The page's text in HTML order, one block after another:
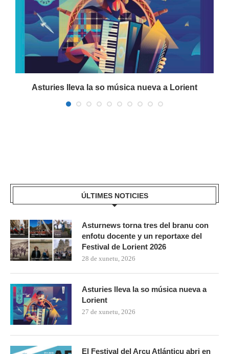
Asturies lleva la so música nueva a Lorient
ÚLTIMES NOTICIES
Asturnews torna tres del branu con
enfotu docente y un reportaxe del
Festival de Lorient 2026
28 de xunetu, 2026
Asturies lleva la so música nueva a
Lorient
27 de xunetu, 2026
El Festival del Arcu Atlánticu abri en